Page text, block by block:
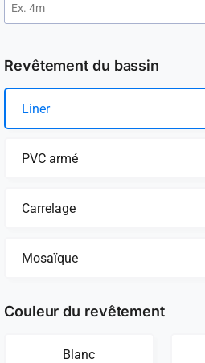
Revêtement du bassin
Liner
PVC armé
Carrelage
Mosaïque
Couleur du revêtement
Blanc